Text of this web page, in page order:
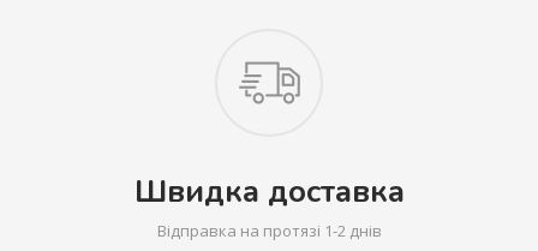
Швидка доставка
Відправка на протязі 1-2 днів